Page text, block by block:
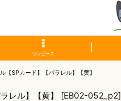
ワンピース
【SPカード】【パラレル】【黄】
レル】【黄】 [EB02-052_p2]